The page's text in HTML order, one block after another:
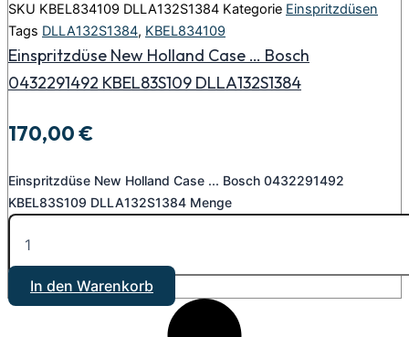
SKU KBEL834109 DLLA132S1384 Kategorie Einspritzdüsen
Tags DLLA132S1384, KBEL834109
Einspritzdüse New Holland Case … Bosch
0432291492 KBEL83S109 DLLA132S1384
170,00€
Einspritzdüse New Holland Case ... Bosch 0432291492
KBEL83S109 DLLA132S1384 Menge
In den Warenkorb